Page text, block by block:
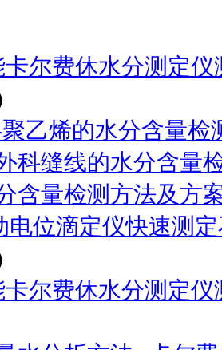
尔费休水分测定
乙烯的水分含量检
科缝线的水分含量
含量检测方法及方
电位滴定仪快速测
尔费休水分测定